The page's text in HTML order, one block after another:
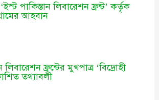
পাকিস্তান লিবারেশন ফ্রন্ট’ কর্তৃক
আহবান
লিবারেশন ফ্রন্টের মুখপাত্র ‘বিদ্রোহী
তথ্যাবলী